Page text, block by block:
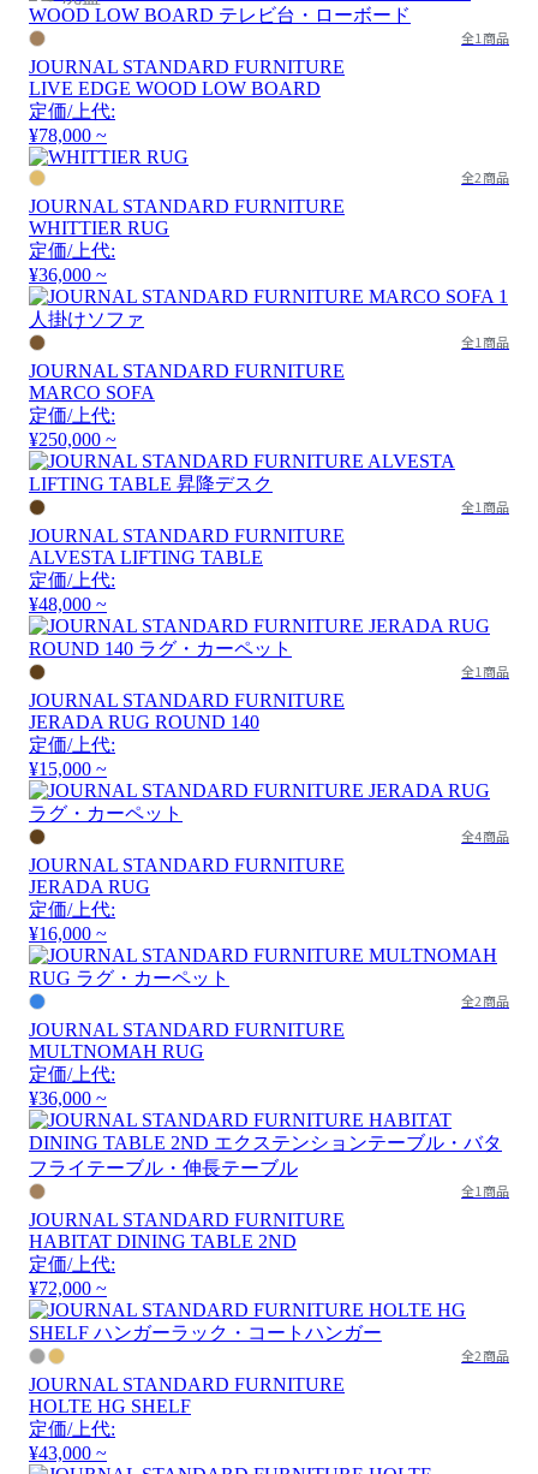
全1商品
JOURNAL STANDARD FURNITURE
LIVE EDGE WOOD LOW BOARD
定価/上代:
¥78,000 ~
全2商品
JOURNAL STANDARD FURNITURE
WHITTIER RUG
定価/上代:
¥36,000 ~
全1商品
JOURNAL STANDARD FURNITURE
MARCO SOFA
定価/上代:
¥250,000 ~
全1商品
JOURNAL STANDARD FURNITURE
ALVESTA LIFTING TABLE
定価/上代:
¥48,000 ~
全1商品
JOURNAL STANDARD FURNITURE
JERADA RUG ROUND 140
定価/上代:
¥15,000 ~
全4商品
JOURNAL STANDARD FURNITURE
JERADA RUG
定価/上代:
¥16,000 ~
全2商品
JOURNAL STANDARD FURNITURE
MULTNOMAH RUG
定価/上代:
¥36,000 ~
全1商品
JOURNAL STANDARD FURNITURE
HABITAT DINING TABLE 2ND
定価/上代:
¥72,000 ~
全2商品
JOURNAL STANDARD FURNITURE
HOLTE HG SHELF
定価/上代:
¥43,000 ~